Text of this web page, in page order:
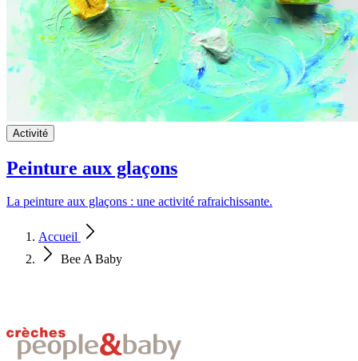
Activité
Peinture aux glaçons
La peinture aux glaçons : une activité rafraichissante.
Accueil
Bee A Baby